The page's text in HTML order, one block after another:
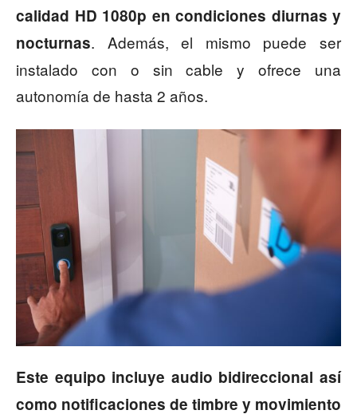
calidad HD 1080p en condiciones diurnas y
nocturnas. Además, el mismo puede ser
instalado con o sin cable y ofrece una
autonomía de hasta 2 años.
Este equipo incluye audio bidireccional así
como notificaciones de timbre y movimiento